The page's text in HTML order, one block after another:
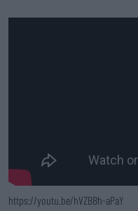
https://youtu.be/hVZBBh-aPaY